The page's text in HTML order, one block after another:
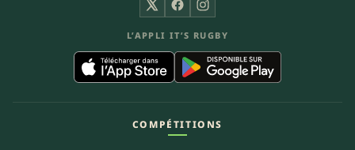
X FacebookInstagram
L’APPLI IT’S RUGBY
COMPÉTITIONS